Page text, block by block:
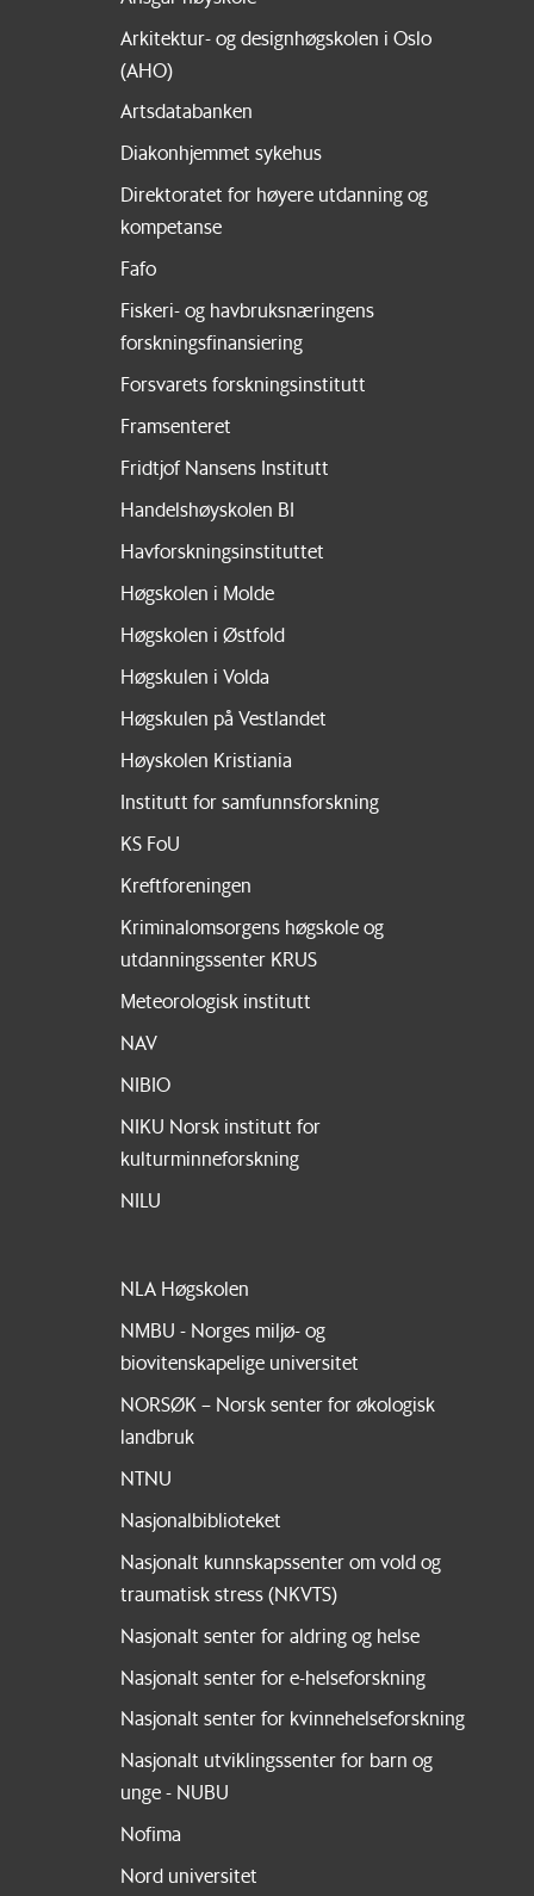
Arkitektur- og designhøgskolen i Oslo
(AHO)
Artsdatabanken
Diakonhjemmet sykehus
Direktoratet for høyere utdanning og
kompetanse
Fafo
Fiskeri- og havbruksnæringens
forskningsfinansiering
Forsvarets forskningsinstitutt
Framsenteret
Fridtjof Nansens Institutt
Handelshøyskolen BI
Havforskningsinstituttet
Høgskolen i Molde
Høgskolen i Østfold
Høgskulen i Volda
Høgskulen på Vestlandet
Høyskolen Kristiania
Institutt for samfunnsforskning
KS FoU
Kreftforeningen
Kriminalomsorgens høgskole og
utdanningssenter KRUS
Meteorologisk institutt
NAV
NIBIO
NIKU Norsk institutt for
kulturminneforskning
NILU
NLA Høgskolen
NMBU - Norges miljø- og
biovitenskapelige universitet
NORSØK – Norsk senter for økologisk
landbruk
NTNU
Nasjonalbiblioteket
Nasjonalt kunnskapssenter om vold og
traumatisk stress (NKVTS)
Nasjonalt senter for aldring og helse
Nasjonalt senter for e-helseforskning
Nasjonalt senter for kvinnehelseforskning
Nasjonalt utviklingssenter for barn og
unge - NUBU
Nofima
Nord universitet